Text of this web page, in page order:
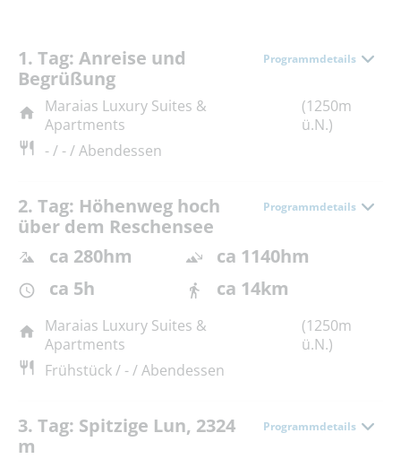
1. Tag: Anreise und
Begrüßung
Programmdetails
Maraias Luxury Suites &
Apartments
(1250m
ü.N.)
- / - / Abendessen
2. Tag: Höhenweg hoch
über dem Reschensee
Programmdetails
ca 280hm
ca 1140hm
ca 5h
ca 14km
Maraias Luxury Suites &
Apartments
(1250m
ü.N.)
Frühstück / - / Abendessen
3. Tag: Spitzige Lun, 2324
m
Programmdetails